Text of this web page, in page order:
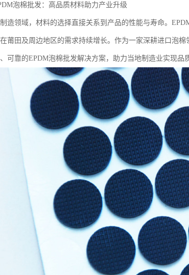
泡棉批发：高品质材料助力产业升级
造领域，材料的选择直接关系到产品的性能与寿命。
莆田及周边地区的需求持续增长。作为一家深耕进口泡
可靠的EPDM泡棉批发解决方案，助力当地制造业实现品